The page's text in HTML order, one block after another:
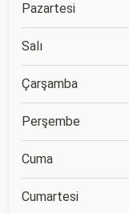
Pazartesi
Salı
Çarşamba
Perşembe
Cuma
Cumartesi